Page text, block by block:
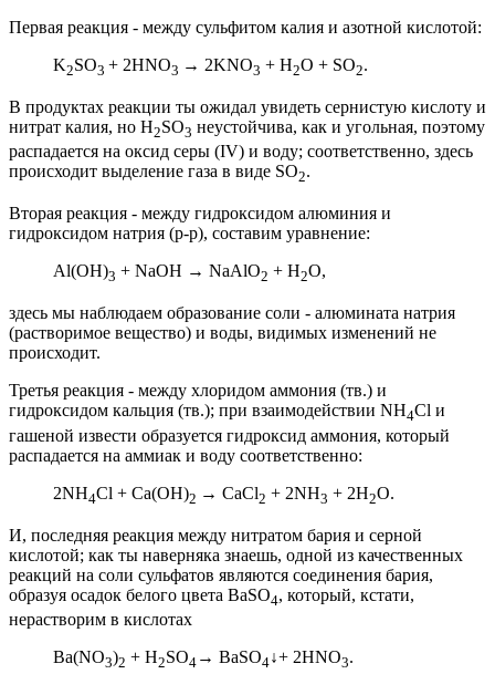
Первая реакция - между сульфитом калия и азотной кислотой:
K2SO3 + 2HNO3 → 2KNO3 + H2O + SO2.
В продуктах реакции ты ожидал увидеть сернистую кислоту и
нитрат калия, но H2SO3 неустойчива, как и угольная, поэтому
распадается на оксид серы (IV) и воду; соответственно, здесь
происходит выделение газа в виде SO2.
Вторая реакция - между гидроксидом алюминия и
гидроксидом натрия (р-р), составим уравнение:
Al(OH)3 + NaOH → NaAlO2 + H2O,
здесь мы наблюдаем образование соли - алюмината натрия
(растворимое вещество) и воды, видимых изменений не
происходит.
Третья реакция - между хлоридом аммония (тв.) и
гидроксидом кальция (тв.); при взаимодействии NH4Cl и
гашеной извести образуется гидроксид аммония, который
распадается на аммиак и воду соответственно:
2NH4Cl + Ca(OH)2 → CaCl2 + 2NH3 + 2H2O.
И, последняя реакция между нитратом бария и серной
кислотой; как ты наверняка знаешь, одной из качественных
реакций на соли сульфатов являются соединения бария,
образуя осадок белого цвета BaSO4, который, кстати,
нерастворим в кислотах
Ba(NO3)2 + H2SO4 → BaSO4↓+ 2HNO3.